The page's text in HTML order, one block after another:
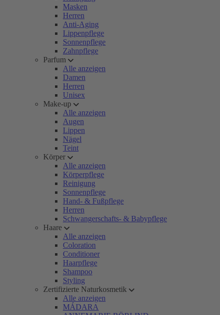
Masken
Herren
Anti-Aging
Lippenpflege
Sonnenpflege
Zahnpflege
Parfum
Alle anzeigen
Damen
Herren
Unisex
Make-up
Alle anzeigen
Augen
Lippen
Nägel
Teint
Körper
Alle anzeigen
Körperpflege
Reinigung
Sonnenpflege
Hand- & Fußpflege
Herren
Schwangerschafts- & Babypflege
Haare
Alle anzeigen
Coloration
Conditioner
Haarpflege
Shampoo
Styling
Zertifizierte Naturkosmetik
Alle anzeigen
MÁDARA